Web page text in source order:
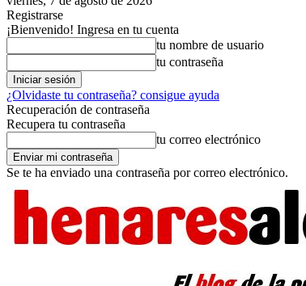
Registrarse
¡Bienvenido! Ingresa en tu cuenta
tu nombre de usuario
tu contraseña
¿Olvidaste tu contraseña? consigue ayuda
Recuperación de contraseña
Recupera tu contraseña
tu correo electrónico
Se te ha enviado una contraseña por correo electrónico.